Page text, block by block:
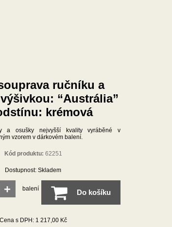
ručníku a
“Austrália”
krémová
a osušky nejvyšší kvality vyráběné v
vzorem v dárkovém balení.
Kód produktu: 62251
Dostupnost: Skladem
+ balení Do košíku
Cena s DPH: 1 217,00 Kč